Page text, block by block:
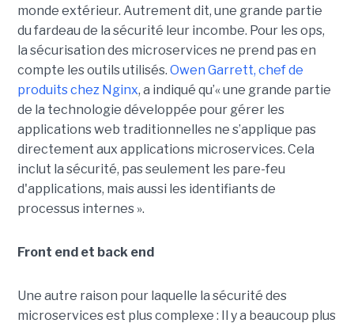
monde extérieur. Autrement dit, une grande partie
du fardeau de la sécurité leur incombe. Pour les ops,
la sécurisation des microservices ne prend pas en
compte les outils utilisés. Owen Garrett, chef de
produits chez Nginx, a indiqué qu’« une grande partie
de la technologie développée pour gérer les
applications web traditionnelles ne s’applique pas
directement aux applications microservices. Cela
inclut la sécurité, pas seulement les pare-feu
d'applications, mais aussi les identifiants de
processus internes ».
Front end et back end
Une autre raison pour laquelle la sécurité des
microservices est plus complexe : Il y a beaucoup plus